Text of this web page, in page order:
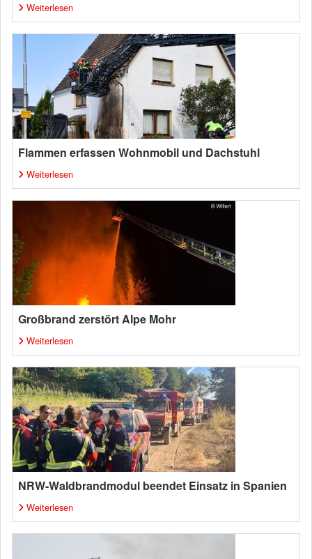
Weiterlesen
Flammen erfassen Wohnmobil und Dachstuhl
Weiterlesen
Großbrand zerstört Alpe Mohr
Weiterlesen
NRW-Waldbrandmodul beendet Einsatz in Spanien
Weiterlesen